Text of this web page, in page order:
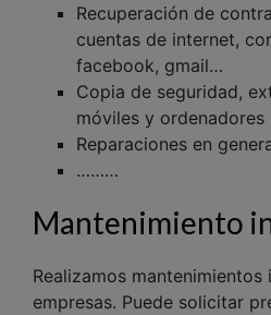
Recuperación de
cuentas de internet,
facebook, gmail…
Copia de seguridad,
móviles y ordenadores
Reparaciones en
………
Mantenimiento
Realizamos
empresas. Puede solicitar